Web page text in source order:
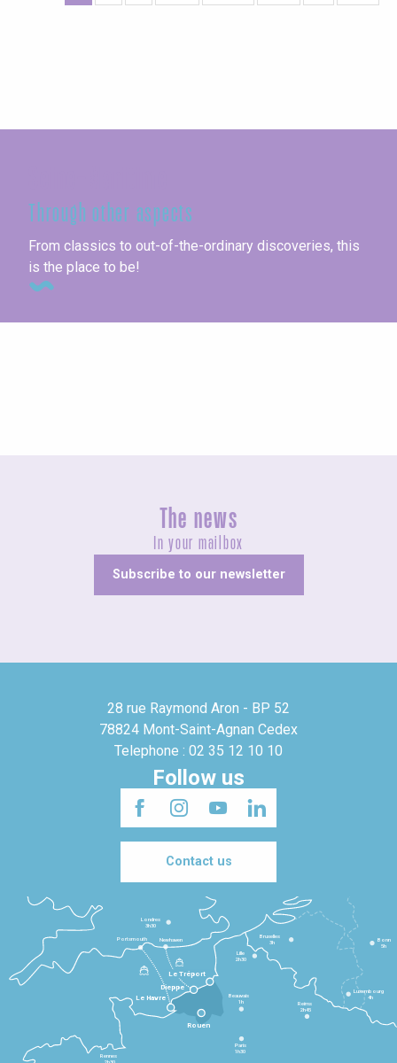
Through other aspects
From classics to out-of-the-ordinary discoveries, this
is the place to be!
The news
In your mailbox
Subscribe to our newsletter
28 rue Raymond Aron - BP 52
78824 Mont-Saint-Agnan Cedex
Telephone : 02 35 12 10 10
Follow us
Contact us
Le Havre
Dieppe
Le Tréport
Rennes
Paris
1h30
Beauvais
1h
Reims
2h45
Lille
2h30
Bruxelles
3h
Londres
3h30
Newhaven
Portsmouth
Bonn
5h
Luxembourg
4h
Rouen